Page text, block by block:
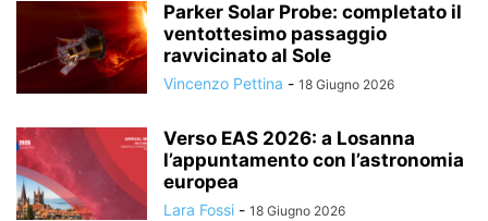
Parker Solar Probe: completato il
ventottesimo passaggio
ravvicinato al Sole
Vincenzo Pettina - 18 Giugno 2026
Verso EAS 2026: a Losanna
l’appuntamento con l’astronomia
europea
Lara Fossi - 18 Giugno 2026